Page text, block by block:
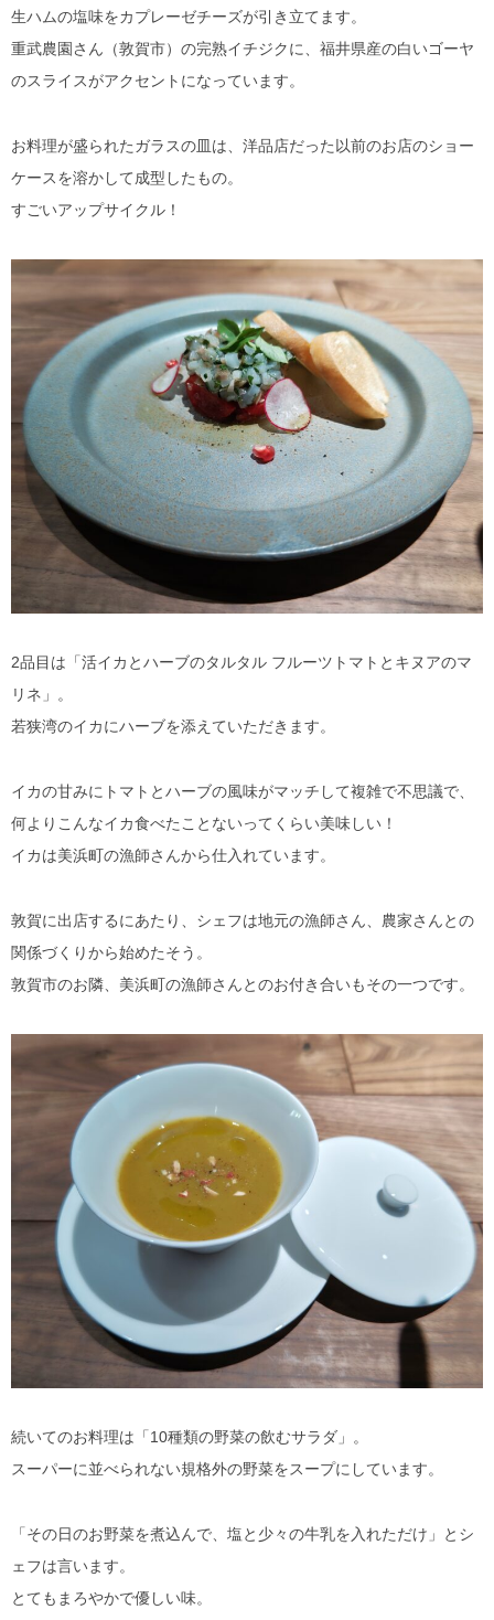
生ハムの塩味をカプレーゼチーズが引き立てます。
重武農園さん（敦賀市）の完熟イチジクに、福井県産の白いゴーヤ
のスライスがアクセントになっています。
お料理が盛られたガラスの皿は、洋品店だった以前のお店のショー
ケースを溶かして成型したもの。
すごいアップサイクル！
2品目は「活イカとハーブのタルタル フルーツトマトとキヌアのマ
リネ」。
若狭湾のイカにハーブを添えていただきます。
イカの甘みにトマトとハーブの風味がマッチして複雑で不思議で、
何よりこんなイカ食べたことないってくらい美味しい！
イカは美浜町の漁師さんから仕入れています。
敦賀に出店するにあたり、シェフは地元の漁師さん、農家さんとの
関係づくりから始めたそう。
敦賀市のお隣、美浜町の漁師さんとのお付き合いもその一つです。
続いてのお料理は「10種類の野菜の飲むサラダ」。
スーパーに並べられない規格外の野菜をスープにしています。
「その日のお野菜を煮込んで、塩と少々の牛乳を入れただけ」とシ
ェフは言います。
とてもまろやかで優しい味。